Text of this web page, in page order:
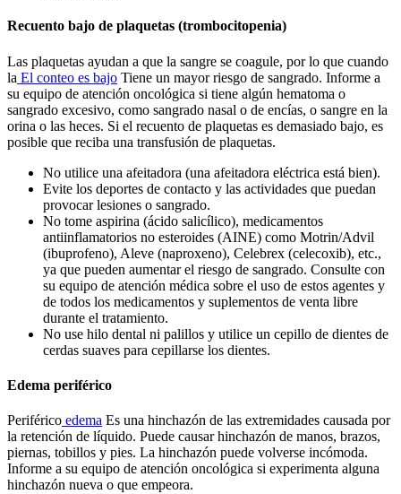
Recuento bajo de plaquetas (trombocitopenia)
Las plaquetas ayudan a que la sangre se coagule, por lo que cuando
la El conteo es bajo Tiene un mayor riesgo de sangrado. Informe a
su equipo de atención oncológica si tiene algún hematoma o
sangrado excesivo, como sangrado nasal o de encías, o sangre en la
orina o las heces. Si el recuento de plaquetas es demasiado bajo, es
posible que reciba una transfusión de plaquetas.
No utilice una afeitadora (una afeitadora eléctrica está bien).
Evite los deportes de contacto y las actividades que puedan
provocar lesiones o sangrado.
No tome aspirina (ácido salicílico), medicamentos
antiinflamatorios no esteroides (AINE) como Motrin/Advil
(ibuprofeno), Aleve (naproxeno), Celebrex (celecoxib), etc.,
ya que pueden aumentar el riesgo de sangrado. Consulte con
su equipo de atención médica sobre el uso de estos agentes y
de todos los medicamentos y suplementos de venta libre
durante el tratamiento.
No use hilo dental ni palillos y utilice un cepillo de dientes de
cerdas suaves para cepillarse los dientes.
Edema periférico
Periférico edema Es una hinchazón de las extremidades causada por
la retención de líquido. Puede causar hinchazón de manos, brazos,
piernas, tobillos y pies. La hinchazón puede volverse incómoda.
Informe a su equipo de atención oncológica si experimenta alguna
hinchazón nueva o que empeora.